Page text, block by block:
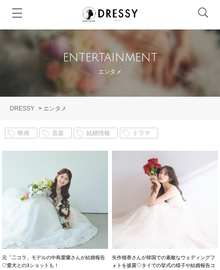
entertainment
エンタメ
DRESSY > エンタメ
映画 音楽 結婚情報 ドラマ
元「二コラ」モデルの中島愛蘭さんが結婚報告
♡愛犬との3ショットも！
矢作穂香さんが韓国での素敵なウェディングフ
ォトを披露♡タイでの挙式の様子や結婚報告コ